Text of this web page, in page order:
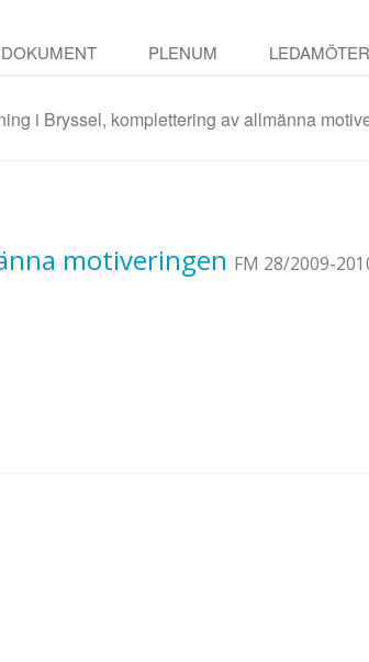
DOKUMENT PLENUM LEDAMÖTER
i Bryssel, komplettering av allmänna
motiveringen FM 28/2009-